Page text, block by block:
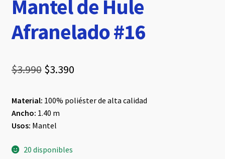
Mantel de Hule
Afranelado #16
$3.990 El
original
era:
$3.390El
actual
Material: 100% poliéster de alta calidad
Ancho: 1.40 m
Usos: Mantel
20 disponibles